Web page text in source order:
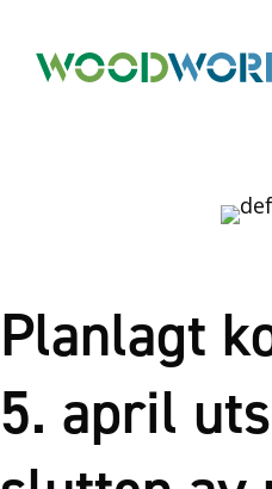
Planlagt
5. april